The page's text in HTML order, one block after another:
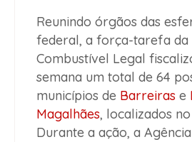
Reunindo órgãos das
federal, a força-tarefa da
Combustível Legal
semana um total de 64
municípios de Barreiras e
Magalhães, localizados
Durante a ação, a